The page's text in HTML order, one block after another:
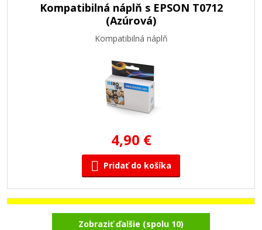
Kompatibilná náplň s EPSON T0712
(Azúrová)
Kompatibilná náplň
4,90 €
Pridať do košíka
Kompatibilná náplň s EPSON T0714 (Žltá)
Zobraziť ďalšie (spolu 10)